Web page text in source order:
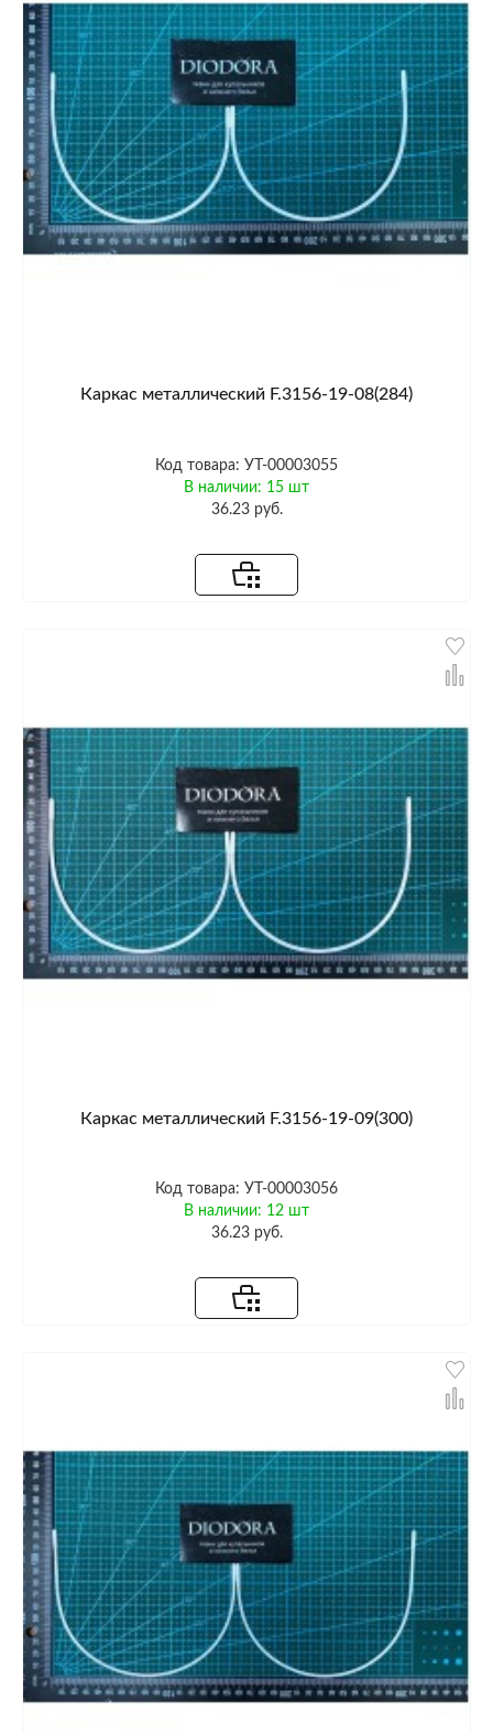
Каркас металлический F.3156-19-08(284)
Код товара: УТ-00003055
В наличии: 15 шт
36.23 руб.
Каркас металлический F.3156-19-09(300)
Код товара: УТ-00003056
В наличии: 12 шт
36.23 руб.